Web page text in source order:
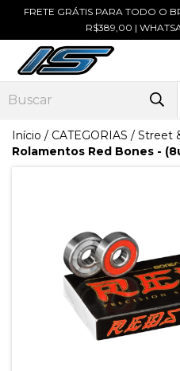
FRETE GRÁTIS PARA TODO O
R$389,00 |
Início / CATEGORIAS / Street
Rolamentos Red Bones -